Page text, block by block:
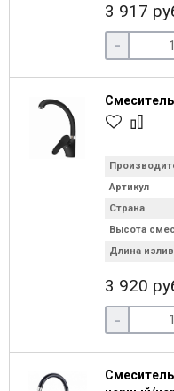
3 917
-
Артикул
Страна
Высота
Длина
3 920
-
Смеситель